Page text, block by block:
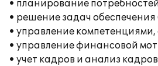
• планирование
• решение задач
• управление
• управление финансовой
• учет кадров и анализ